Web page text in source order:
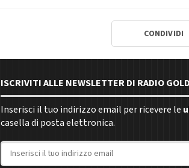
CONDIVIDI
ISCRIVITI ALLE NEWSLETTER DI RADIO GOLD
Inserisci il tuo indirizzo email per ricevere le
casella di posta elettronica.
Indirizzo email